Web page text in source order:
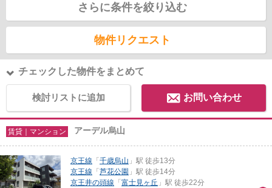
さらに条件を絞り込む
物件リクエスト
チェックした物件をまとめて
検討リストに追加 お問い合わせ
賃貸｜マンション アーデル烏山
京王線 「千歳烏山 」駅 徒歩13分
京王線 「芦花公園 」駅 徒歩14分
京王井の頭線 「富士見ヶ丘 」駅 徒歩22分